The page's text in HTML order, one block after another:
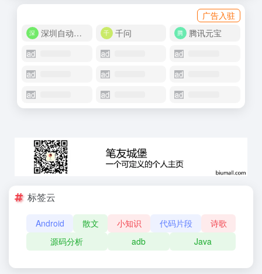
广告入驻
深圳自动化商城
千问 腾讯元宝
标签云
Android 散文 小知识 代码片段
诗歌
源码分析
adb Java